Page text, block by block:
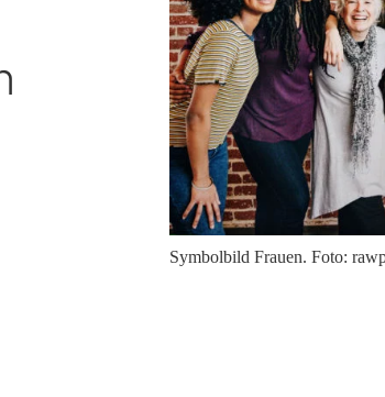
Symbolbild Frauen. Foto: